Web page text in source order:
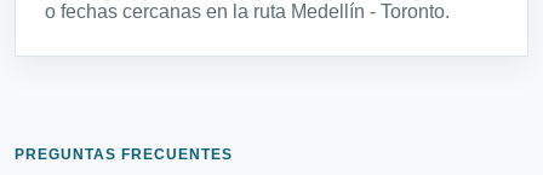
o fechas cercanas en la ruta Medellín - Toronto.
PREGUNTAS FRECUENTES